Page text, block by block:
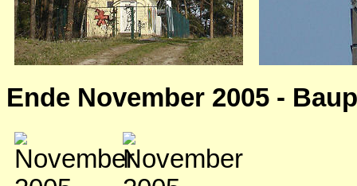
Ende November 2005 -